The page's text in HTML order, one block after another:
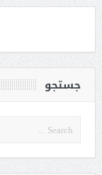
جستجو